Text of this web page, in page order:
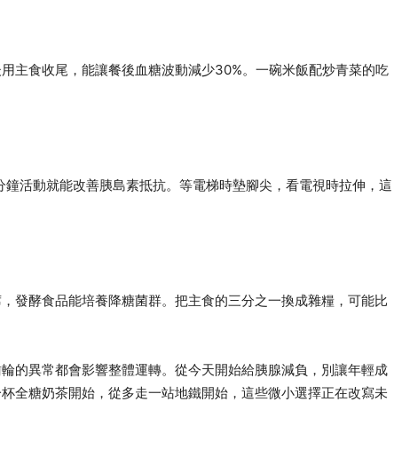
主食收尾，能讓餐後血糖波動減少30%。一碗米飯配炒青菜的吃
活動就能改善胰島素抵抗。等電梯時墊腳尖，看電視時拉伸，這
發酵食品能培養降糖菌群。把主食的三分之一換成雜糧，可能比
的異常都會影響整體運轉。從今天開始給胰腺減負，別讓年輕成
全糖奶茶開始，從多走一站地鐵開始，這些微小選擇正在改寫未